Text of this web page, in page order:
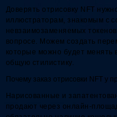
Доверять отрисовку NFT
иллюстраторам, знакомым с
невзаимозаменяемых
вопросе. Можем создать
которые можно будет менять
общую стилистику.
Почему заказ отрисовки NFT у
Нарисованные и
продают через онлайн-